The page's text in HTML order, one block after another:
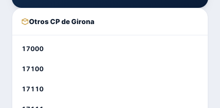
Otros CP de Girona
17000
17100
17110